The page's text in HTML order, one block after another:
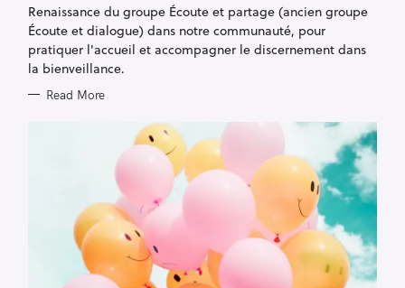
E
S
Renaissance du groupe Écoute et partage (ancien groupe
Écoute et dialogue) dans notre communauté, pour
pratiquer l'accueil et accompagner le discernement dans
la bienveillance.
Read More